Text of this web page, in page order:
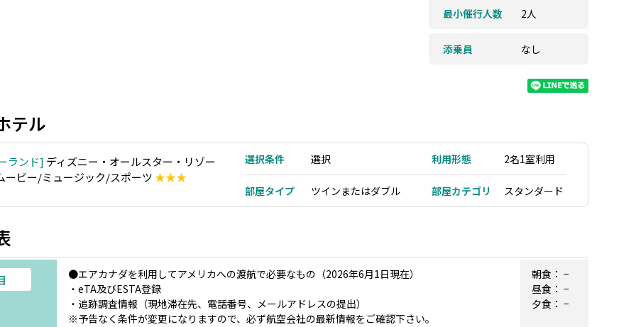
最小催行人数 2人
添乗員 なし
テル
ランド ディズニー・オールスター・リゾー
ービー/ミュージック/スポーツ ★★★
選択条件 選択 利用形態 2名1室利用
部屋タイプ ツインまたはダブル 部屋カテゴリ スタンダード
●エアカナダを利用してアメリカへの渡航で必要なもの（2026年6月1日現在）
・eTA及びESTA登録
・追跡調査情報（現地滞在先、電話番号、メールアドレスの提出）
※予告なく条件が変更になりますので、必ず航空会社の最新情報をご確認下さい。
朝食： −
昼食： −
夕食： −